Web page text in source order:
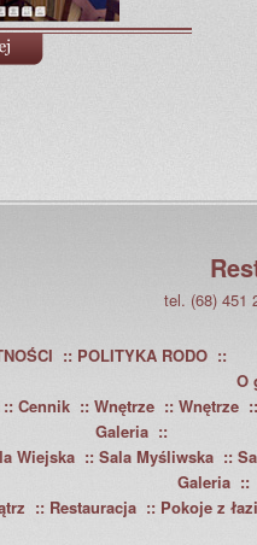
tel. (68) 451
POLITYKA RODO
O
Cennik Wnętrze
Wnętrze
Galeria
Wiejska Sala Myśliwska
Galeria
Restauracja
Pokoje z